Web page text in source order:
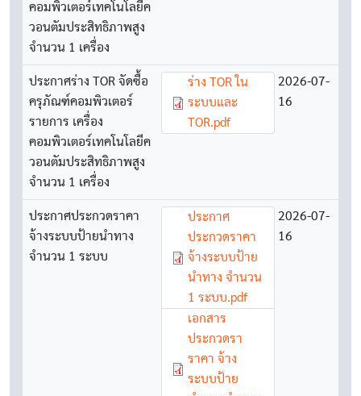
คอมพิวเตอร์เทคโนโลยีค
วอนตัมประสิทธิภาพสูง
จำนวน 1 เครื่อง
ประกาศร่าง TOR จัดซื้อ
ครุภัณฑ์คอมพิวเตอร์
รายการ เครื่อง
คอมพิวเตอร์เทคโนโลยีค
วอนตัมประสิทธิภาพสูง
จำนวน 1 เครื่อง
Document
ร่าง TOR ใน
ระบบและ
TOR.pdf
2026-07-
16
ประกาศประกวดราคา
จ้างระบบป้ายนำทาง
จำนวน 1 ระบบ
Document
ประกาศ
ประกวดราคา
จ้างระบบป้าย
นำทาง จำนวน
1 ระบบ.pdf
Document
เอกสาร
ประกวดรา
ราคา จ้าง
ระบบป้าย
2026-07-
16